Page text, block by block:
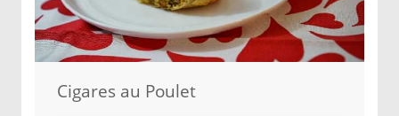
Cigares au Poulet